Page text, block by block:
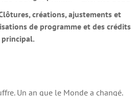
créations, ajustements et
de programme et des crédits
Un an que le Monde a changé.